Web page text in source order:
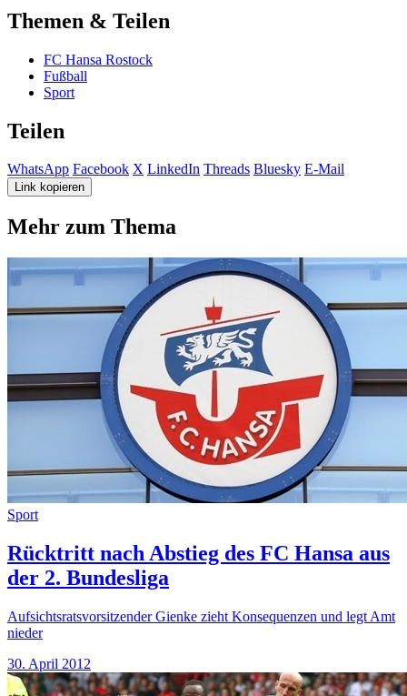
Themen & Teilen
FC Hansa Rostock
Fußball
Sport
Teilen
WhatsApp Facebook X LinkedIn Threads Bluesky E-Mail
Link kopieren
Mehr zum Thema
Sport
Rücktritt nach Abstieg des FC Hansa aus
der 2. Bundesliga
Aufsichtsratsvorsitzender Gienke zieht Konsequenzen und legt Amt
nieder
30. April 2012